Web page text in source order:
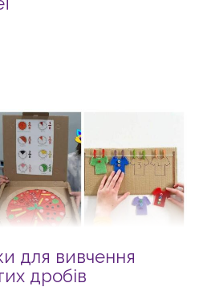
для вивчення
дробів